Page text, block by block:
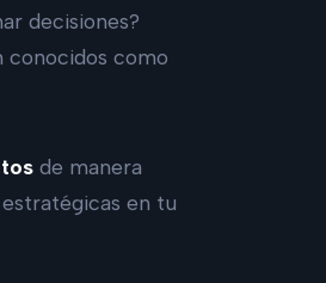
decisiones?
conocidos como
de manera
en tu